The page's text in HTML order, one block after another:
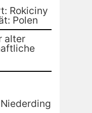
Rokiciny
Polen
alter
Niederding